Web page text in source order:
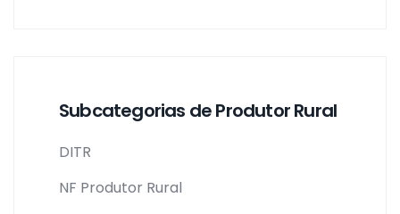
Subcategorias de Produtor Rural
DITR
NF Produtor Rural